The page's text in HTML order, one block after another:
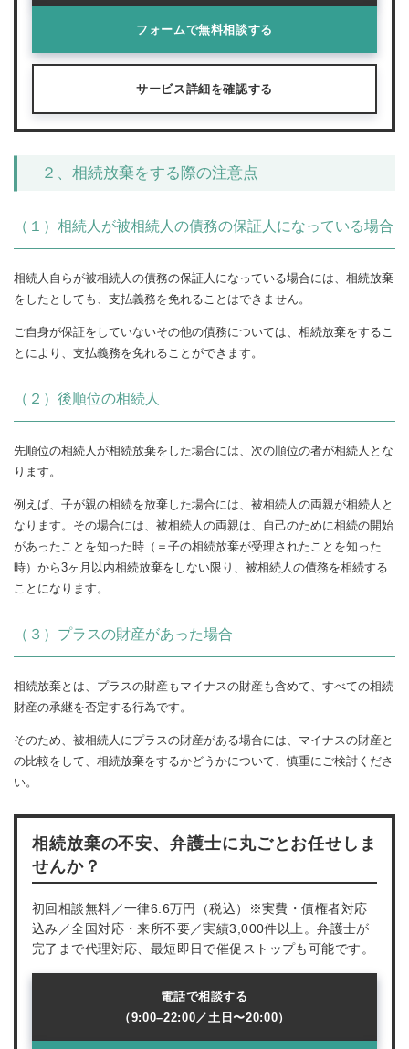
フォームで無料相談する
サービス詳細を確認する
２、相続放棄をする際の注意点
（１）相続人が被相続人の債務の保証人になっている場合
相続人自らが被相続人の債務の保証人になっている場合には、相続放棄
をしたとしても、支払義務を免れることはできません。
ご自身が保証をしていないその他の債務については、相続放棄をするこ
とにより、支払義務を免れることができます。
（２）後順位の相続人
先順位の相続人が相続放棄をした場合には、次の順位の者が相続人とな
ります。
例えば、子が親の相続を放棄した場合には、被相続人の両親が相続人と
なります。その場合には、被相続人の両親は、自己のために相続の開始
があったことを知った時（＝子の相続放棄が受理されたことを知った
時）から3ヶ月以内相続放棄をしない限り、被相続人の債務を相続する
ことになります。
（３）プラスの財産があった場合
相続放棄とは、プラスの財産もマイナスの財産も含めて、すべての相続
財産の承継を否定する行為です。
そのため、被相続人にプラスの財産がある場合には、マイナスの財産と
の比較をして、相続放棄をするかどうかについて、慎重にご検討くださ
い。
相続放棄の不安、弁護士に丸ごとお任せしま
せんか？
初回相談無料／一律6.6万円（税込）※実費・債権者対応
込み／全国対応・来所不要／実績3,000件以上。弁護士が
完了まで代理対応、最短即日で催促ストップも可能です。
電話で相談する
（9:00–22:00／土日〜20:00）